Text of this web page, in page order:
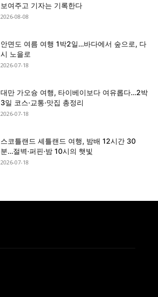
보여주고 기자는 기록한다
2026-08-08
안면도 여름 여행 1박2일…바다에서 숲으로, 다
시 노을로
2026-07-18
대만 가오슝 여행, 타이베이보다 여유롭다…2박
3일 코스·교통·맛집 총정리
2026-07-18
스코틀랜드 셰틀랜드 여행, 밤배 12시간 30
분…절벽·퍼핀·밤 10시의 햇빛
2026-07-18